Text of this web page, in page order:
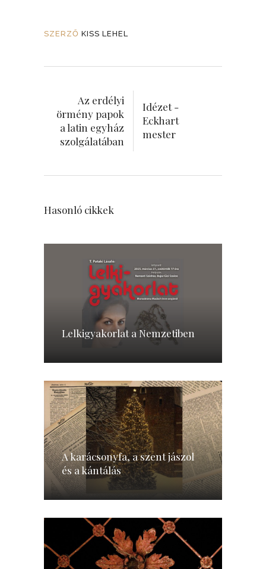
SZERZŐ KISS LEHEL
Az erdélyi
örmény papok
a latin egyház
szolgálatában
Idézet -
Eckhart
mester
Hasonló cikkek
Lelkigyakorlat a Nemzetiben
A karácsonyfa, a szent jászol
és a kántálás